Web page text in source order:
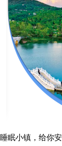
眠小镇，给你安